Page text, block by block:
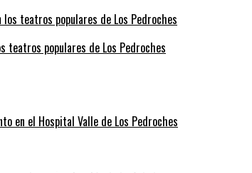
teatros populares de Los Pedroches
en el Hospital Valle de Los Pedroches